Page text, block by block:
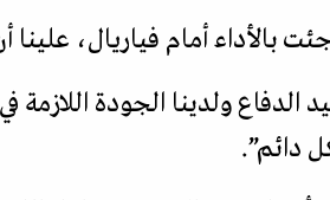
بالأداء أمام فياريال،
الدفاع ولدينا الجودة
دائم”.